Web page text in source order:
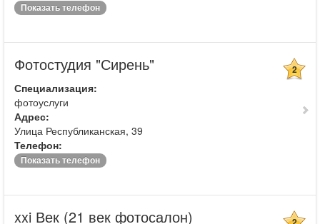
Показать телефон
Фотостудия "Сирень" 2
Специализация:
фотоуслуги
Адрес:
Улица Республиканская, 39
Телефон:
Показать телефон
xxi Век (21 век фотосалон)